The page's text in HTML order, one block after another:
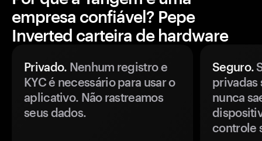
empresa confiável? Pepe
Inverted carteira de hardware
Privado. Nenhum registro e
KYC é necessário para usar o
aplicativo. Não rastreamos
seus dados.
Seguro.
privadas
nunca
controle